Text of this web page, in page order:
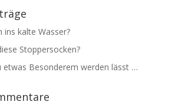
ins kalte Wasser?
Stoppersocken?
etwas Besonderem werden lässt …